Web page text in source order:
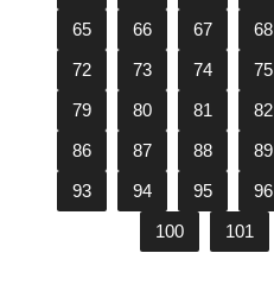
65
66 67 68
72
73 74 75
79
80 81 82
86
87 88 89
93
94 95 96
100
101